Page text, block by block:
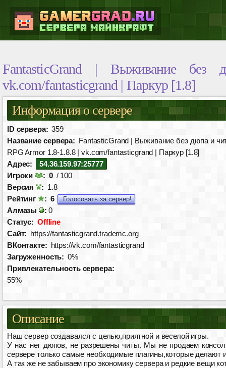
FantasticGrand | Выживание
vk.com/fantasticgrand | Паркур [1.8]
Информация о сервере
ID сервера: 359
Название сервера: FantasticGrand | Выживание без дюпа и
RPG Armor 1.8-1.8.8 | vk.com/fantasticgrand | Паркур [1.8]
Адрес:
54.36.159.97:25777
Игроки
: 0 / 100
Версия
: 1.8
Рейтинг
: 6 Голосовать за сервер!
Алмазы : 0
Статус: Offline
Сайт: https://fantasticgrand.trademc.org
ВКонтакте: https://vk.com/fantasticgrand
Загруженность: 0%
Привлекательность сервера:
55%
Описание
Наш сервер создавался с целью,приятной и веселой игры.
У нас нет дюпов, не разрешены читы. Мы не продаем
сервере только самые необходимые плагины,которые делают
А так же не забываем про экономику сервера и редкие вещи